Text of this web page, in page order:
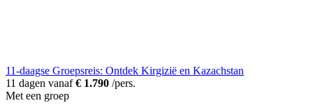
11-daagse Groepsreis: Ontdek Kirgizië en Kazachstan
11 dagen vanaf€ 1.790 /pers.
Met een groep